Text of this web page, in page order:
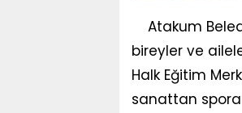
Atakum
bireyler ve
Halk Eğitim
sanattan